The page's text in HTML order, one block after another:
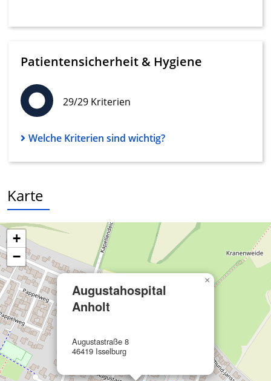
Patientensicherheit & Hygiene
29/29 Kriterien
Welche Kriterien sind wichtig?
Karte
Augustahospital
Anholt
Augustastraße 8
46419 Isselburg
×
+
−
Analyse von Zielgruppen durch Statistiken
Angebote
Verwendung reduzierter Daten zur Auswahl
IAB-Besonderheiten:
Verwendung genauer Standortdaten
Informationen identifizieren
Notwendig
Performance
Funktional
Werbung